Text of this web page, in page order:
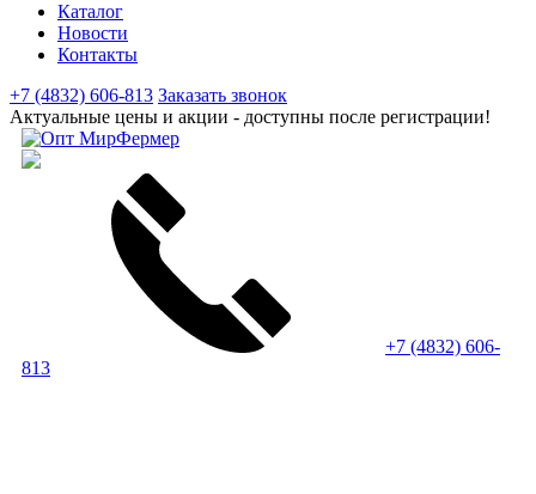
Каталог
Новости
Контакты
+7 (4832) 606-813 Заказать звонок
Актуальные цены и акции - доступны после регистрации!
+7 (4832) 606-
813